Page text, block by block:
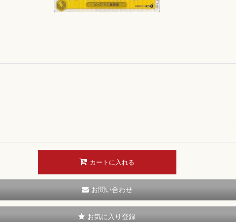
カートに入れる
お問い合わせ
お気に入り登録